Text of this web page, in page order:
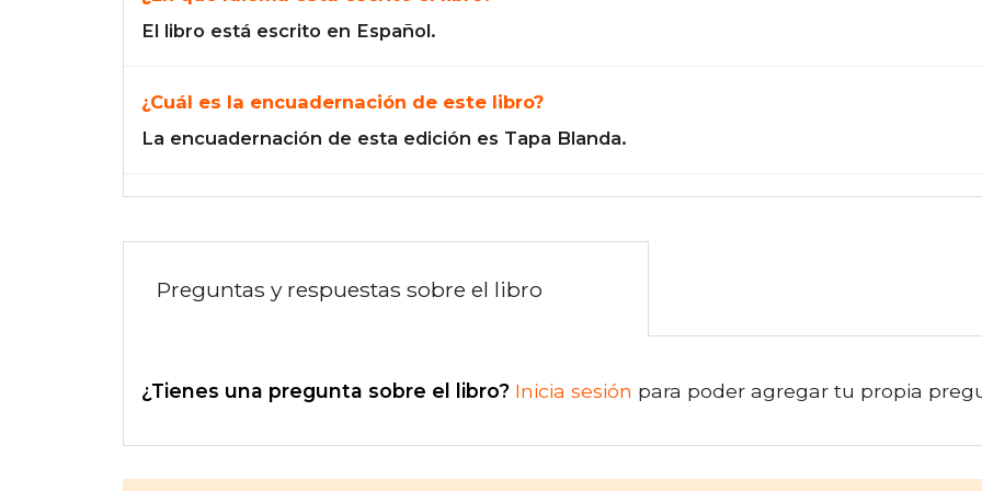
El libro está escrito en Español.
¿Cuál es la encuadernación de este libro?
La encuadernación de esta edición es Tapa Blanda.
Preguntas y respuestas sobre el libro
¿Tienes una pregunta sobre el libro? Inicia sesión para poder agregar tu propia